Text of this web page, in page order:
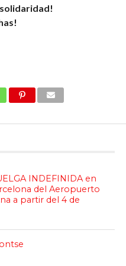
INDEFINIDA en
del Aeropuerto
a partir del 4 de